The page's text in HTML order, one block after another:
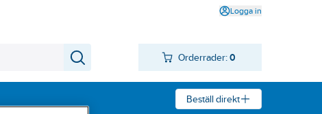
Logga in
Orderrader: 0
Beställ direkt